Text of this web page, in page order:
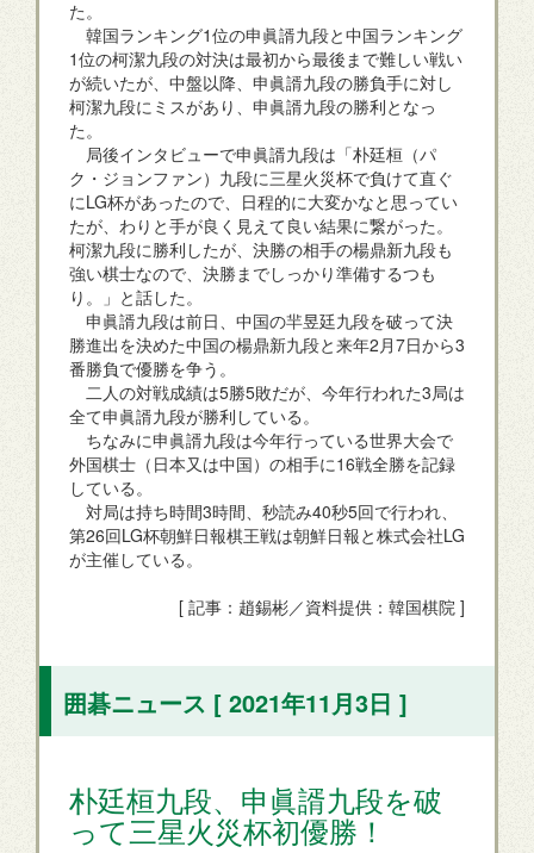
た。
韓国ランキング1位の申眞諝九段と中国ランキング
1位の柯潔九段の対決は最初から最後まで難しい戦い
が続いたが、中盤以降、申眞諝九段の勝負手に対し
柯潔九段にミスがあり、申眞諝九段の勝利となっ
た。
局後インタビューで申眞諝九段は「朴廷桓（パ
ク・ジョンファン）九段に三星火災杯で負けて直ぐ
にLG杯があったので、日程的に大変かなと思ってい
たが、わりと手が良く見えて良い結果に繋がった。
柯潔九段に勝利したが、決勝の相手の楊鼎新九段も
強い棋士なので、決勝までしっかり準備するつも
り。」と話した。
申眞諝九段は前日、中国の羋昱廷九段を破って決
勝進出を決めた中国の楊鼎新九段と来年2月7日から3
番勝負で優勝を争う。
二人の対戦成績は5勝5敗だが、今年行われた3局は
全て申眞諝九段が勝利している。
ちなみに申眞諝九段は今年行っている世界大会で
外国棋士（日本又は中国）の相手に16戦全勝を記録
している。
対局は持ち時間3時間、秒読み40秒5回で行われ、
第26回LG杯朝鮮日報棋王戦は朝鮮日報と株式会社LG
が主催している。
[ 記事：趙錫彬／資料提供：韓国棋院 ]
囲碁ニュース [ 2021年11月3日 ]
朴廷桓九段、申眞諝九段を破
って三星火災杯初優勝！